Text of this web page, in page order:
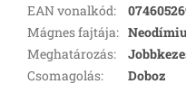
EAN vonalkód:
Mágnes fajtája:
Meghatározás:
Csomagolás: Doboz